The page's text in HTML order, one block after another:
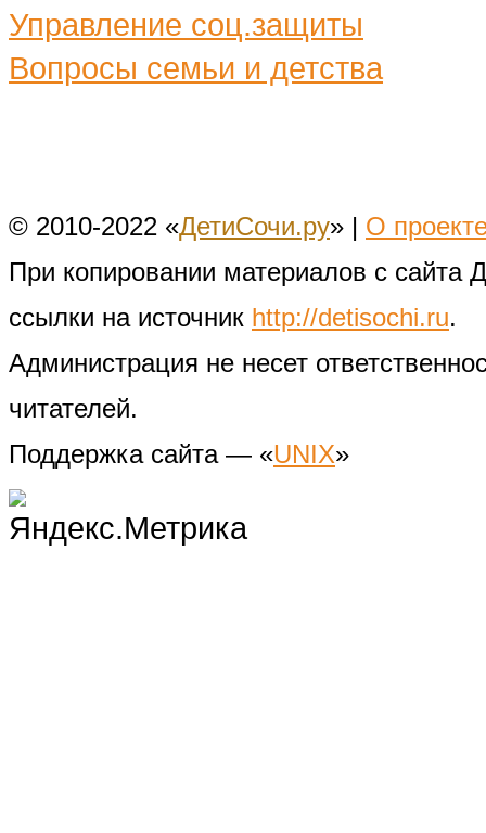
Управление соц.защиты
Вопросы семьи и детства
© 2010-2022 «ДетиСочи.ру» | О
При копировании материалов с сайта
ссылки на источник http://detisochi.ru.
Администрация не несет
читателей.
Поддержка сайта — «UNIX»